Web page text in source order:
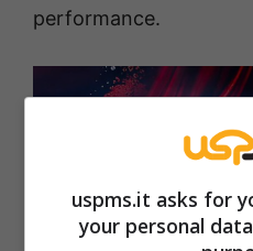
performance.
uspms.it asks for
your personal